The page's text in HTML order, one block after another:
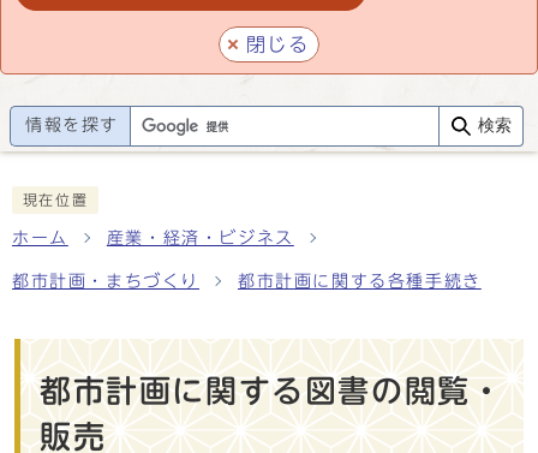
閉じる
情報を探す 検索
現在位置
ホーム 産業・経済・ビジネス
都市計画・まちづくり 都市計画に関する各種手続き
都市計画に関する図書の閲覧・
販売